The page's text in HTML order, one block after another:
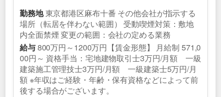
勤務地東京都港区麻布十番 その他会社が指示する
場所（転居を伴わない範囲） 受動喫煙対策：敷地
内全面禁煙 変更の範囲：会社の定める業務
給与800万円～1200万円【賃金形態】 月給制 571,0
00円～ 資格手当：宅地建物取引士3万円/月額 一級
建築施工管理技士3万円/月額 一級建築士5万円/月
額 ※年収はご経験・年齢・保有資格などによって前
後する場合がございます。